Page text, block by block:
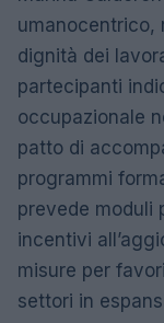
umanocentrico,
dignità dei
partecipanti
occupazionale
patto di
programmi
prevede moduli
incentivi
misure per
settori in